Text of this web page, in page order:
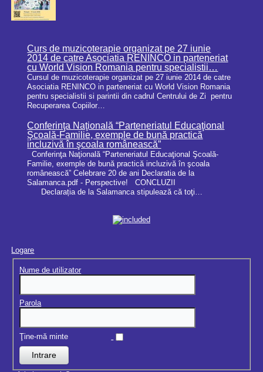
Curs de muzicoterapie organizat pe 27 iunie
2014 de catre Asociatia RENINCO in parteneriat
cu World Vision Romania pentru specialistii…
Cursul de muzicoterapie organizat pe 27 iunie 2014 de catre
Asociatia RENINCO in parteneriat cu World Vision Romania
pentru specialistii si parintii din cadrul Centrului de Zi pentru
Recuperarea Copiilor…
Conferinţa Naţională “Parteneriatul Educaţional
Şcoală-Familie, exemple de bună practică
incluzivă în şcoala românească”
Conferinţa Naţională “Parteneriatul Educaţional Şcoală-
Familie, exemple de bună practică incluzivă în şcoala
românească” Celebrare 20 de ani Declaratia de la
Salamanca.pdf - Perspective! CONCLUZII
Declarația de la Salamanca stipulează că toţi…
Logare
Nume de utilizator
Parola
Ţine-mă minte